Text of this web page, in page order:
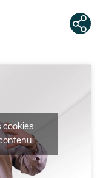
cookies